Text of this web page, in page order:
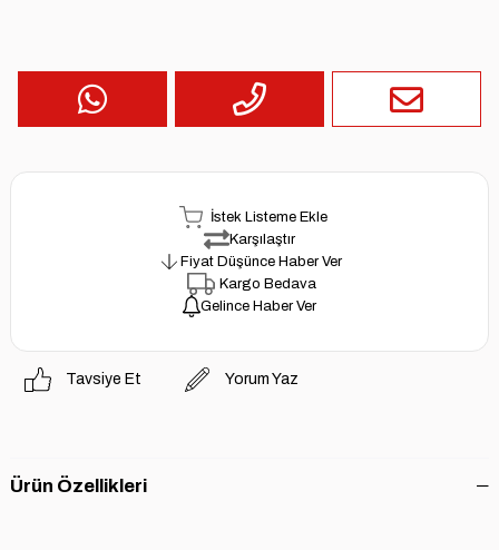
İstek Listeme Ekle
Karşılaştır
Fiyat Düşünce Haber Ver
Kargo Bedava
Gelince Haber Ver
Tavsiye Et Yorum Yaz
Ürün Özellikleri